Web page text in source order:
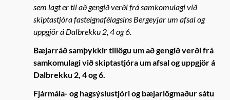
sem lagt er til að gengið verði frá samkomulagi við
skiptastjóra fasteignafélagsins Bergeyjar um afsal og
uppgjör á Dalbrekku 2, 4 og 6.
Bæjarráð samþykkir tillögu um að gengið verði frá
samkomulagi við skiptastjóra um afsal og uppgjör á
Dalbrekku 2, 4 og 6.
Fjármála- og hagsýslustjóri og bæjarlögmaður sátu